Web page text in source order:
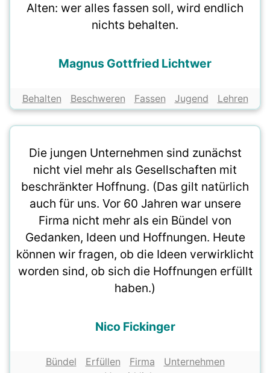
Alten: wer alles fassen soll, wird endlich
nichts behalten.
Magnus Gottfried Lichtwer
Behalten Beschweren Fassen Jugend Lehren
Die jungen Unternehmen sind zunächst
nicht viel mehr als Gesellschaften mit
beschränkter Hoffnung. (Das gilt natürlich
auch für uns. Vor 60 Jahren war unsere
Firma nicht mehr als ein Bündel von
Gedanken, Ideen und Hoffnungen. Heute
können wir fragen, ob die Ideen verwirklicht
worden sind, ob sich die Hoffnungen erfüllt
haben.)
Nico Fickinger
Bündel Erfüllen Firma
Unternehmen